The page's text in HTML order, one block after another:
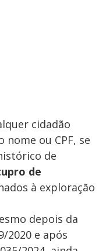
cidadão
ou CPF, se
de
de
à exploração
depois da
2020 e após